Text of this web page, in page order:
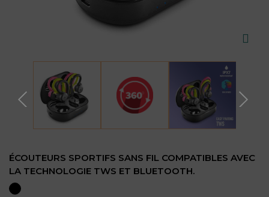
ÉCOUTEURS SPORTIFS SANS FIL COMPATIBLES AVEC
LA TECHNOLOGIE TWS ET BLUETOOTH.